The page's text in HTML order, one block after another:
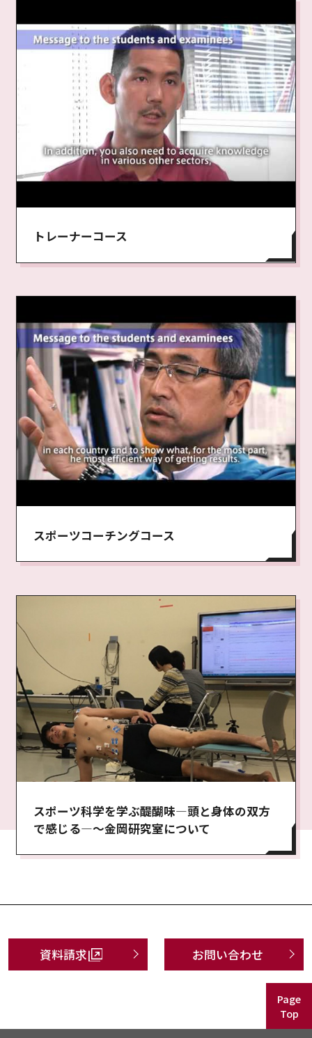
トレーナーコース
スポーツコーチングコース
スポーツ科学を学ぶ醍醐味―頭と身体の双方
で感じる―～金岡研究室について
資料請求 お問い合わせ
Page
Top